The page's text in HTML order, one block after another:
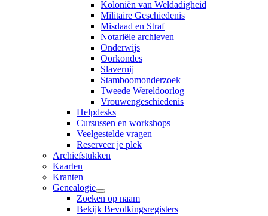
Koloniën van Weldadigheid
Militaire Geschiedenis
Misdaad en Straf
Notariële archieven
Onderwijs
Oorkondes
Slavernij
Stamboomonderzoek
Tweede Wereldoorlog
Vrouwengeschiedenis
Helpdesks
Cursussen en workshops
Veelgestelde vragen
Reserveer je plek
Archiefstukken
Kaarten
Kranten
Genealogie
Zoeken op naam
Bekijk Bevolkingsregisters